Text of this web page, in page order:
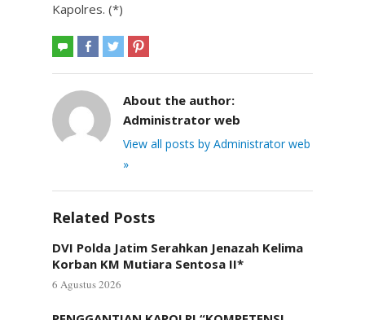
Kapolres. (*)
About the author:
Administrator web
View all posts by Administrator web
»
Related Posts
DVI Polda Jatim Serahkan Jenazah Kelima
Korban KM Mutiara Sentosa II*
6 Agustus 2026